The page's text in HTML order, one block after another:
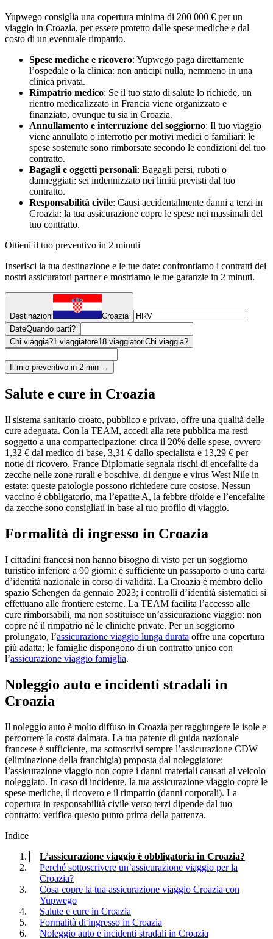
Yupwego consiglia una copertura minima di 200 000 € per un
viaggio in Croazia, per essere protetto dalle spese mediche e dal
costo di un eventuale rimpatrio.
Spese mediche e ricovero: Yupwego paga direttamente
l’ospedale o la clinica: non anticipi nulla, nemmeno in una
clinica privata.
Rimpatrio medico: Se il tuo stato di salute lo richiede, un
rientro medicalizzato in Francia viene organizzato e
finanziato, ovunque tu sia in Croazia.
Annullamento e interruzione del soggiorno: Il tuo viaggio
viene annullato o interrotto per motivi medici o familiari: le
spese sostenute sono rimborsate secondo le condizioni del tuo
contratto.
Bagagli e oggetti personali: Bagagli persi, rubati o
danneggiati: sei indennizzato nei limiti previsti dal tuo
contratto.
Responsabilità civile: Causi accidentalmente danni a terzi in
Croazia: la tua assicurazione copre le spese nei massimali del
tuo contratto.
Ottieni il tuo preventivo in 2 minuti
Inserisci la tua destinazione e le tue date: confrontiamo i contratti dei
nostri assicuratori partner e mostriamo le tue garanzie in 2 minuti.
Destinazioni
Croazia
DateQuando parti?
Chi viaggia?1 viaggiatore18 viaggiatoriChi viaggia?
Il mio preventivo in 2 min →
Salute e cure in Croazia
Il sistema sanitario croato, pubblico e privato, offre una qualità delle
cure adeguata. Con la TEAM, accedi alla rete pubblica ma resti
soggetto a una compartecipazione: circa il 20% delle spese, ovvero
1,32 € dal medico di base, 3,31 € dallo specialista e 13,29 € per
notte di ricovero. France Diplomatie segnala rischi di encefalite da
zecche nelle zone rurali e boschive, di dengue e virus West Nile in
estate: queste patologie possono richiedere cure costose. Nessun
vaccino è obbligatorio, ma l’epatite A, la febbre tifoide e l’encefalite
da zecche sono consigliati in base al tuo profilo di viaggio.
Formalità di ingresso in Croazia
I cittadini francesi non hanno bisogno di visto per un soggiorno
turistico inferiore a 90 giorni: è sufficiente un passaporto o una carta
d’identità nazionale in corso di validità. La Croazia è membro dello
spazio Schengen da gennaio 2023; i controlli d’identità sistematici si
effettuano alle frontiere esterne. La TEAM facilita l’accesso alle
cure rimborsabili, ma non sostituisce un’assicurazione viaggio: non
copre né il rimpatrio né le cliniche private. Per un soggiorno
prolungato, l’assicurazione viaggio lunga durata offre una copertura
più adatta; le famiglie dispongono di un contratto unico con
l’assicurazione viaggio famiglia.
Noleggio auto e incidenti stradali in
Croazia
Il noleggio auto è molto diffuso in Croazia per raggiungere le isole e
percorrere la costa dalmata. La tua patente di guida nazionale
francese è sufficiente, ma sottoscrivi sempre l’assicurazione CDW
(eliminazione della franchigia) proposta dal noleggiatore:
l’assicurazione viaggio non copre i danni materiali causati al veicolo
noleggiato. In caso di incidente, la tua assicurazione viaggio copre le
spese mediche, il ricovero e il rimpatrio (danni corporali). La
copertura in responsabilità civile verso terzi dipende dal tuo
contratto: verifica questo punto prima della partenza.
Indice
L’assicurazione viaggio è obbligatoria in Croazia?
Perché sottoscrivere un’assicurazione viaggio per la
Croazia?
Cosa copre la tua assicurazione viaggio Croazia con
Yupwego
Salute e cure in Croazia
Formalità di ingresso in Croazia
Noleggio auto e incidenti stradali in Croazia